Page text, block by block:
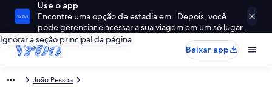
Use o app
Encontre uma opção de estadia em . Depois, você
pode gerenciar e acessar a sua viagem em um só lugar.
Ignorar a seção principal da página
Baixar app
João Pessoa